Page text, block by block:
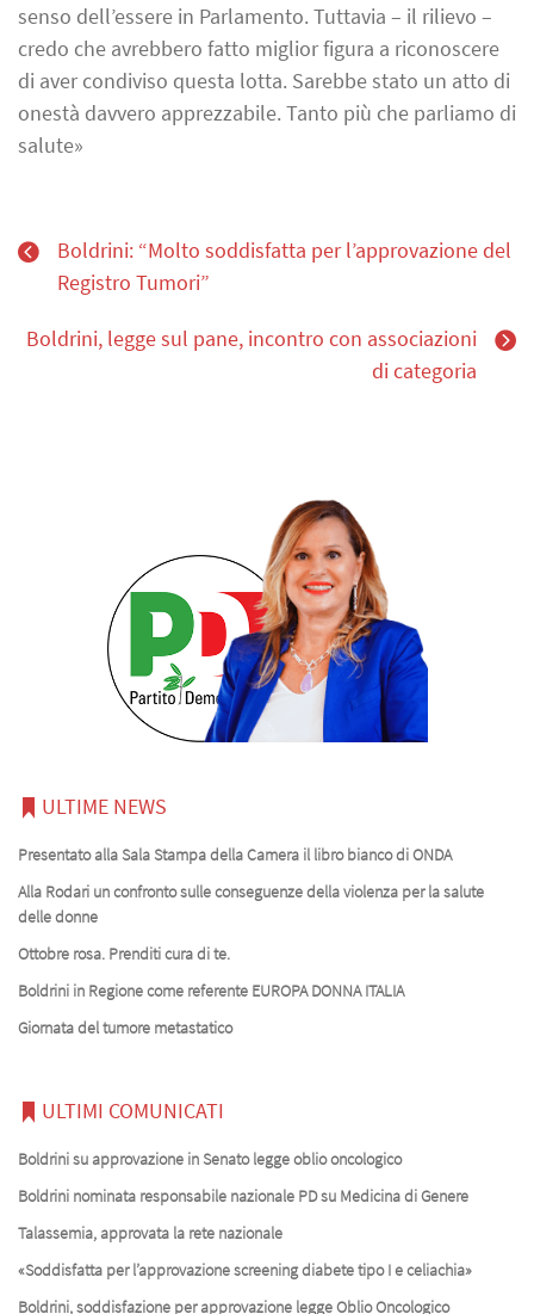
senso dell’essere in Parlamento. Tuttavia – il rilievo –
credo che avrebbero fatto miglior figura a riconoscere
di aver condiviso questa lotta. Sarebbe stato un atto di
onestà davvero apprezzabile. Tanto più che parliamo di
salute»
Boldrini: “Molto soddisfatta per l’approvazione del
Registro Tumori”
Boldrini, legge sul pane, incontro con associazioni
di categoria
ULTIME NEWS
Presentato alla Sala Stampa della Camera il libro bianco di ONDA
Alla Rodari un confronto sulle conseguenze della violenza per la salute
delle donne
Ottobre rosa. Prenditi cura di te.
Boldrini in Regione come referente EUROPA DONNA ITALIA
Giornata del tumore metastatico
ULTIMI COMUNICATI
Boldrini su approvazione in Senato legge oblio oncologico
Boldrini nominata responsabile nazionale PD su Medicina di Genere
Talassemia, approvata la rete nazionale
«Soddisfatta per l’approvazione screening diabete tipo I e celiachia»
Boldrini, soddisfazione per approvazione legge Oblio Oncologico